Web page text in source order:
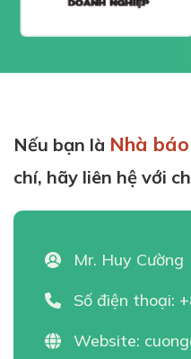
Nếu bạn là Nhà báo
chí, hãy liên hệ với
Mr. Huy Cường
Số điện thoại:
Website: